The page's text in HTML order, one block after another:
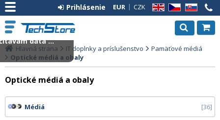
EN CZ SK
EUR CZK
Prihlásenie
Hlavná strana IT doplnky a príslušenstvo
Pamäťové médiá
Optické médiá a obaly
Optické médiá a obaly
Médiá 36
dáta ...